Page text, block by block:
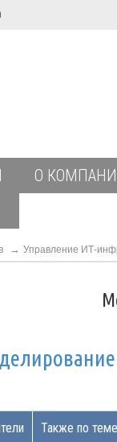
О
Управление ИТ-
Также по теме